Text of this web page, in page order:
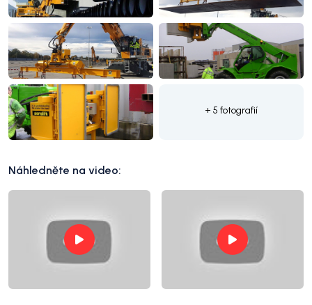
+ 5 fotografií
Náhledněte na video: